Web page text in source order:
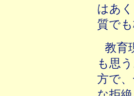
はあ
質で
教育
も思
方で